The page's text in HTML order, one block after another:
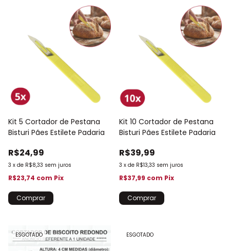
Kit 5 Cortador de Pestana
Bisturi Pães Estilete Padaria
R$24,99
3 x de R$8,33 sem juros
R$23,74 com Pix
Kit 10 Cortador de Pestana
Bisturi Pães Estilete Padaria
R$39,99
3 x de R$13,33 sem juros
R$37,99 com Pix
ESGOTADO ESGOTADO